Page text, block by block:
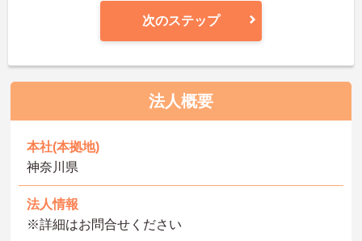
次のステップ
法人概要
本社(本拠地)
神奈川県
法人情報
※詳細はお問合せください